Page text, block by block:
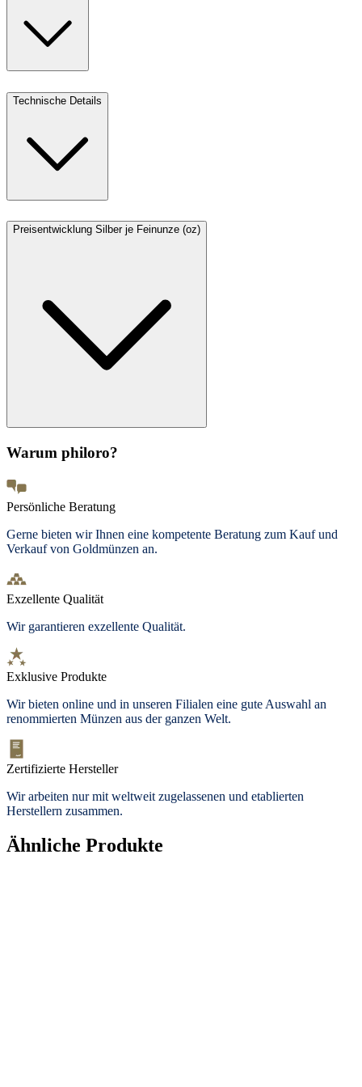
Technische Details
Preisentwicklung Silber je Feinunze (oz)
Warum philoro?
Persönliche Beratung
Gerne bieten wir Ihnen eine kompetente Beratung zum Kauf und
Verkauf von Goldmünzen an.
Exzellente Qualität
Wir garantieren exzellente Qualität.
Exklusive Produkte
Wir bieten online und in unseren Filialen eine gute Auswahl an
renommierten Münzen aus der ganzen Welt.
Zertifizierte Hersteller
Wir arbeiten nur mit weltweit zugelassenen und etablierten
Herstellern zusammen.
Ähnliche Produkte